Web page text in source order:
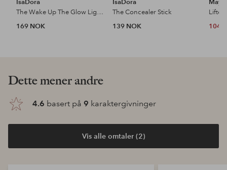
IsaDora
The Wake Up The Glow Lightweight Radiant Concealer
169 NOK
IsaDora
The Concealer Stick
139 NOK
104
Dette mener andre
4.6 basert på 9 karaktergivninger
Vis alle omtaler (2)